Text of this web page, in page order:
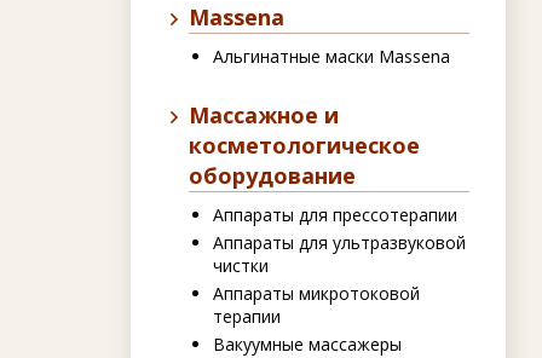
Massena
Альгинатные маски Massena
Массажное и
косметологическое
оборудование
Аппараты для прессотерапии
Аппараты для ультразвуковой
чистки
Аппараты микротоковой
терапии
Вакуумные массажеры